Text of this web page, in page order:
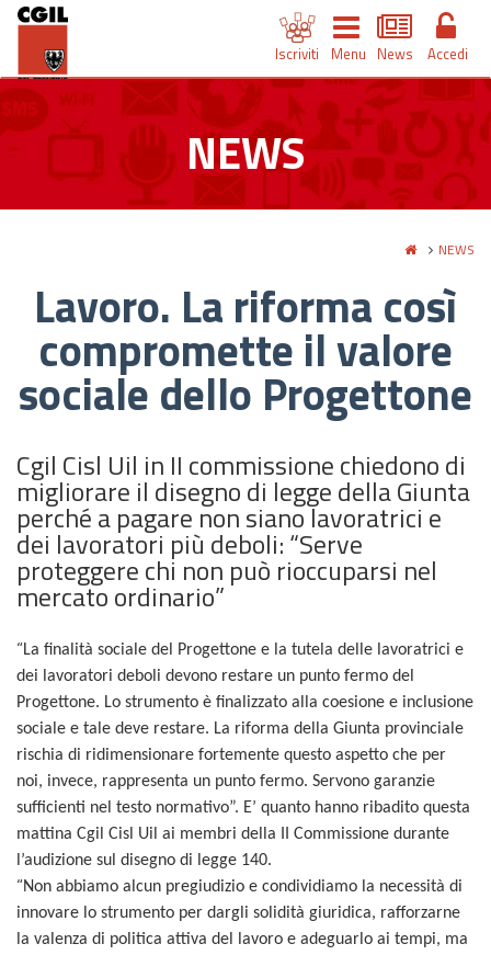
Iscriviti Menu News Accedi
NEWS
NEWS
Lavoro. La riforma così
compromette il valore
sociale dello Progettone
Cgil Cisl Uil in II commissione chiedono di
migliorare il disegno di legge della Giunta
perché a pagare non siano lavoratrici e
dei lavoratori più deboli: “Serve
proteggere chi non può rioccuparsi nel
mercato ordinario”
“La finalità sociale del Progettone e la tutela delle lavoratrici e
dei lavoratori deboli devono restare un punto fermo del
Progettone. Lo strumento è finalizzato alla coesione e inclusione
sociale e tale deve restare. La riforma della Giunta provinciale
rischia di ridimensionare fortemente questo aspetto che per
noi, invece, rappresenta un punto fermo. Servono garanzie
sufficienti nel testo normativo”. E’ quanto hanno ribadito questa
mattina Cgil Cisl Uil ai membri della II Commissione durante
l’audizione sul disegno di legge 140.
“Non abbiamo alcun pregiudizio e condividiamo la necessità di
innovare lo strumento per dargli solidità giuridica, rafforzarne
la valenza di politica attiva del lavoro e adeguarlo ai tempi, ma